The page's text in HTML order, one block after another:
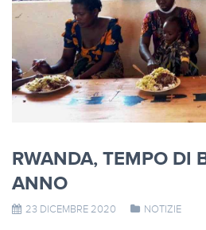
RWANDA, TEMPO DI
ANNO
23 DICEMBRE 2020 NOTIZIE